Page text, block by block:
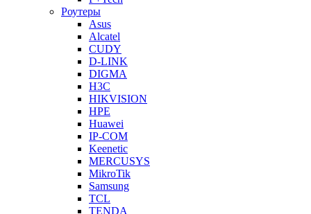
Роутеры
Asus
Alcatel
CUDY
D-LINK
DIGMA
H3C
HIKVISION
HPE
Huawei
IP-COM
Keenetic
MERCUSYS
MikroTik
Samsung
TCL
TENDA